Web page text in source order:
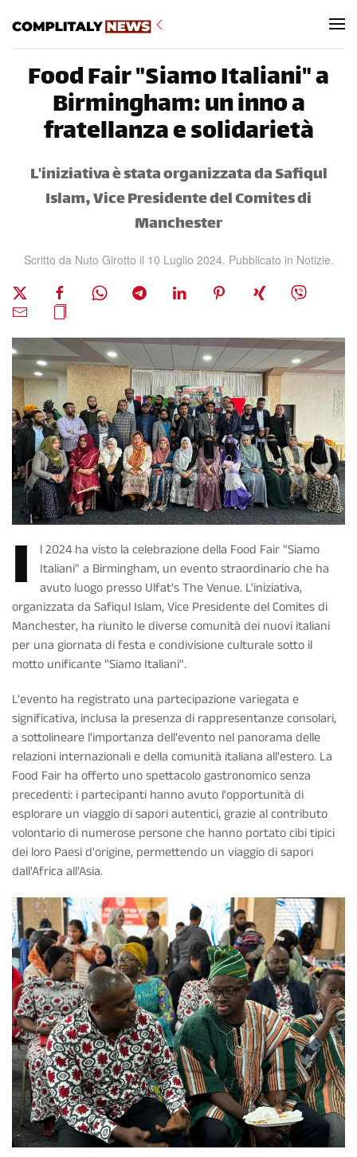
Food Fair "Siamo Italiani" a
Birmingham: un inno a
fratellanza e solidarietà
L'iniziativa è stata organizzata da Safiqul
Islam, Vice Presidente del Comites di
Manchester
Scritto da Nuto Girotto il 10 Luglio 2024. Pubblicato in Notizie.
I
l 2024 ha visto la celebrazione della Food Fair "Siamo
Italiani" a Birmingham, un evento straordinario che ha
avuto luogo presso Ulfat's The Venue. L'iniziativa,
organizzata da Safiqul Islam, Vice Presidente del Comites di
Manchester, ha riunito le diverse comunità dei nuovi italiani
per una giornata di festa e condivisione culturale sotto il
motto unificante "Siamo Italiani".
L'evento ha registrato una partecipazione variegata e
significativa, inclusa la presenza di rappresentanze consolari,
a sottolineare l'importanza dell'evento nel panorama delle
relazioni internazionali e della comunità italiana all'estero. La
Food Fair ha offerto uno spettacolo gastronomico senza
precedenti: i partecipanti hanno avuto l'opportunità di
esplorare un viaggio di sapori autentici, grazie al contributo
volontario di numerose persone che hanno portato cibi tipici
dei loro Paesi d'origine, permettendo un viaggio di sapori
dall'Africa all'Asia.